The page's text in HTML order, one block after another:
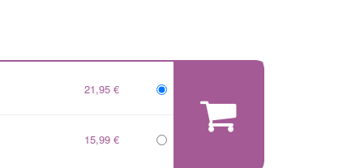
21,95 €
15,99 €